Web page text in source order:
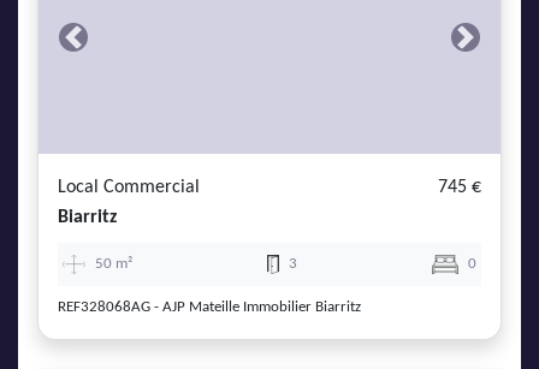
Previous Next
Local Commercial
745 €
Biarritz
50 m² 3 0
REF328068AG - AJP Mateille Immobilier Biarritz